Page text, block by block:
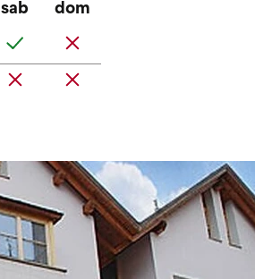
sab dom